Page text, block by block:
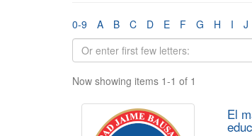
0-9 A B C D E F G H I J
Now showing items 1-1 of 1
El